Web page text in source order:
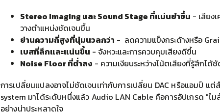
Stereo Imaging และ Sound Stage ที่แม่นยำขึ้น - เสียง
วางตำแหน่งชัดเจนขึ้น
ย่านความถี่สูงที่นุ่มนวลกว่า - ลดความแข็งกระด้างหรือ
เบสที่ลึกและแน่นขึ้น - จังหวะและการควบคุมเสียงดีขึ้น
Noise Floor ที่ต่ำลง - ความเงียบระหว่างโน้ตเสียงที่รู้สึกได้
การเปลี่ยนแปลงอาจไม่ชัดเจนเท่ากับการเปลี่ยน DAC หรือแอมป์ แ
system มาได้ระดับหนึ่งแล้ว Audio LAN Cable คือการอัปเกรด "
อย่างน่าประหลาดใจ